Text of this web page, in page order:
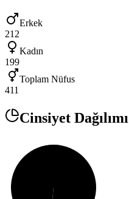
Erkek
212
Kadın
199
Toplam Nüfus
411
Cinsiyet Dağılımı